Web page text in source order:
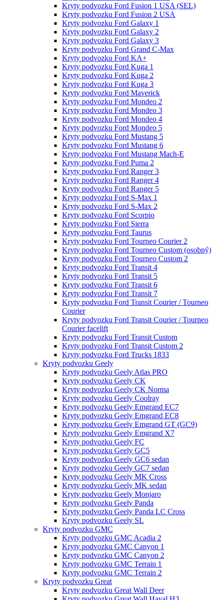
Kryty podvozku Ford Fusion 1 USA (SEL)
Kryty podvozku Ford Fusion 2 USA
Kryty podvozku Ford Galaxy 1
Kryty podvozku Ford Galaxy 2
Kryty podvozku Ford Galaxy 3
Kryty podvozku Ford Grand C-Max
Kryty podvozku Ford KA+
Kryty podvozku Ford Kuga 1
Kryty podvozku Ford Kuga 2
Kryty podvozku Ford Kuga 3
Kryty podvozku Ford Maverick
Kryty podvozku Ford Mondeo 2
Kryty podvozku Ford Mondeo 3
Kryty podvozku Ford Mondeo 4
Kryty podvozku Ford Mondeo 5
Kryty podvozku Ford Mustang 5
Kryty podvozku Ford Mustang 6
Kryty podvozku Ford Mustang Mach-E
Kryty podvozku Ford Puma 2
Kryty podvozku Ford Ranger 3
Kryty podvozku Ford Ranger 4
Kryty podvozku Ford Ranger 5
Kryty podvozku Ford S-Max 1
Kryty podvozku Ford S-Max 2
Kryty podvozku Ford Scorpio
Kryty podvozku Ford Sierra
Kryty podvozku Ford Taurus
Kryty podvozku Ford Tourneo Courier 2
Kryty podvozku Ford Tourneo Custom (osobný)
Kryty podvozku Ford Tourneo Custom 2
Kryty podvozku Ford Transit 4
Kryty podvozku Ford Transit 5
Kryty podvozku Ford Transit 6
Kryty podvozku Ford Transit 7
Kryty podvozku Ford Transit Courier / Tourneo
Courier
Kryty podvozku Ford Transit Courier / Tourneo
Courier facelift
Kryty podvozku Ford Transit Custom
Kryty podvozku Ford Transit Custom 2
Kryty podvozku Ford Trucks 1833
Kryty podvozku Geely
Kryty podvozku Geely Atlas PRO
Kryty podvozku Geely CK
Kryty podvozku Geely CK Norma
Kryty podvozku Geely Coolray
Kryty podvozku Geely Emgrand EC7
Kryty podvozku Geely Emgrand EC8
Kryty podvozku Geely Emgrand GT (GC9)
Kryty podvozku Geely Emgrand X7
Kryty podvozku Geely FC
Kryty podvozku Geely GC5
Kryty podvozku Geely GC6 sedan
Kryty podvozku Geely GC7 sedan
Kryty podvozku Geely MK Cross
Kryty podvozku Geely MK sedan
Kryty podvozku Geely Monjaro
Kryty podvozku Geely Panda
Kryty podvozku Geely Panda LC Cross
Kryty podvozku Geely SL
Kryty podvozku GMC
Kryty podvozku GMC Acadia 2
Kryty podvozku GMC Canyon 1
Kryty podvozku GMC Canyon 2
Kryty podvozku GMC Terrain 1
Kryty podvozku GMC Terrain 2
Kryty podvozku Great
Kryty podvozku Great Wall Deer